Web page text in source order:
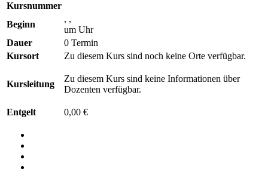
Kursnummer
Beginn
, ,
um Uhr
Dauer
0 Termin
Kursort
Zu diesem Kurs sind noch keine Orte verfügbar.
Kursleitung
Zu diesem Kurs sind keine Informationen über
Dozenten verfügbar.
Entgelt 0,00 €